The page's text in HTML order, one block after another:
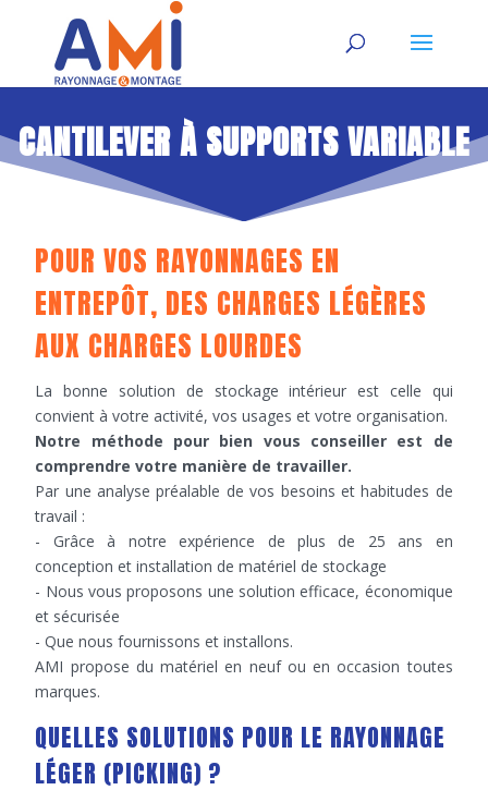
CANTILEVER À SUPPORTS VARIABLE
POUR VOS RAYONNAGES EN
ENTREPÔT, DES CHARGES LÉGÈRES
AUX CHARGES LOURDES
La bonne solution de stockage intérieur est celle qui
convient à votre activité, vos usages et votre organisation.
Notre méthode pour bien vous conseiller est de
comprendre votre manière de travailler.
Par une analyse préalable de vos besoins et habitudes de
travail :
- Grâce à notre expérience de plus de 25 ans en
conception et installation de matériel de stockage
- Nous vous proposons une solution efficace, économique
et sécurisée
- Que nous fournissons et installons.
AMI propose du matériel en neuf ou en occasion toutes
marques.
QUELLES SOLUTIONS POUR LE RAYONNAGE
LÉGER (PICKING) ?